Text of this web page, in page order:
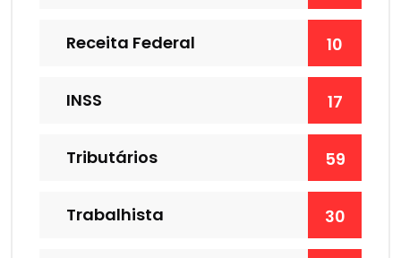
Receita Federal 10
INSS 17
Tributários 59
Trabalhista 30